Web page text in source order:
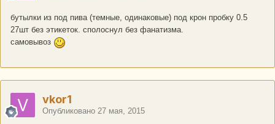
бутылки из под пива (темные, одинаковые) под крон пробку 0.5
27шт без этикеток. сполоснул без фанатизма.
самовывоз
vkor1
Опубликовано 27 мая, 2015